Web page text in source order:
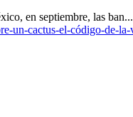
en septiembre, las ban...